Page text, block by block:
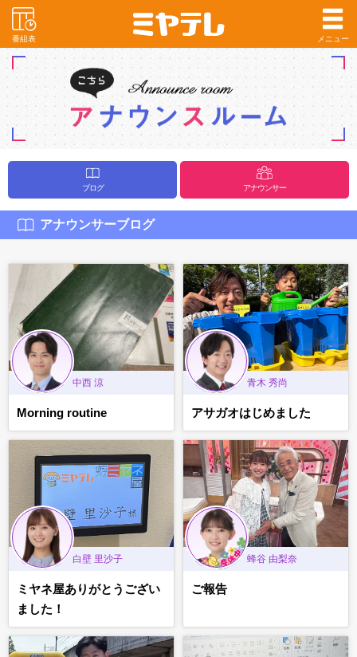
番組表 メニュー
ブログ アナウンサー
アナウンサーブログ
中西 涼
Morning routine
青木 秀尚
アサガオはじめました
白壁 里沙子
ミヤネ屋ありがとうござい
ました！
蜂谷 由梨奈
ご報告